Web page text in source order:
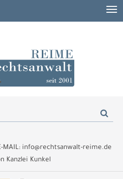
MAIL: info@rechtsanwalt-reime.de
Kanzlei Kunkel